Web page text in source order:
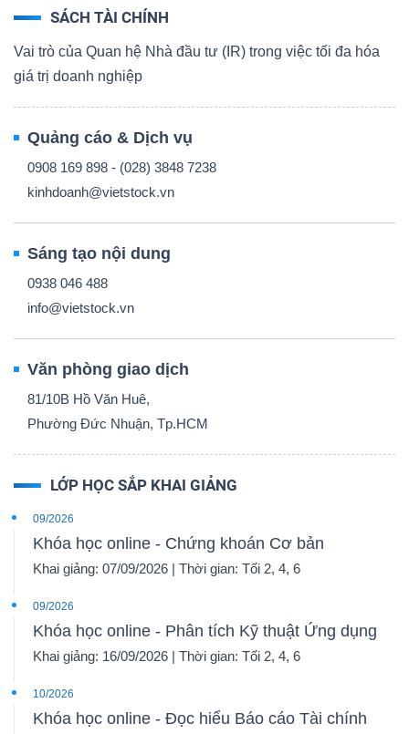
SÁCH TÀI CHÍNH
Vai trò của Quan hệ Nhà đầu tư (IR) trong việc tối đa hóa
giá trị doanh nghiệp
Quảng cáo & Dịch vụ
0908 169 898 - (028) 3848 7238
kinhdoanh@vietstock.vn
Sáng tạo nội dung
0938 046 488
info@vietstock.vn
Văn phòng giao dịch
81/10B Hồ Văn Huê,
Phường Đức Nhuận, Tp.HCM
LỚP HỌC SẮP KHAI GIẢNG
09/2026
Khóa học online - Chứng khoán Cơ bản
Khai giảng: 07/09/2026 | Thời gian: Tối 2, 4, 6
09/2026
Khóa học online - Phân tích Kỹ thuật Ứng dụng
Khai giảng: 16/09/2026 | Thời gian: Tối 2, 4, 6
10/2026
Khóa học online - Đọc hiểu Báo cáo Tài chính